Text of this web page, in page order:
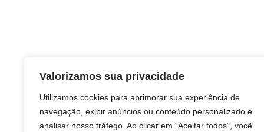
Valorizamos sua privacidade
Utilizamos cookies para aprimorar sua experiência de
navegação, exibir anúncios ou conteúdo personalizado e
analisar nosso tráfego. Ao clicar em “Aceitar todos”, você